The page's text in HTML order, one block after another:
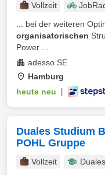
Vollzeit
... bei der weiteren
organisatorischen
Power ...
adesso SE
Hamburg
heute neu
Duales Studium
POHL Gruppe
Vollzeit